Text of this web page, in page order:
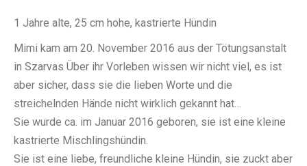
1 Jahre alte, 25 cm hohe, kastrierte Hündin
Mimi kam am 20. November 2016 aus der Tötungsanstalt
in Szarvas Über ihr Vorleben wissen wir nicht viel, es ist
aber sicher, dass sie die lieben Worte und die
streichelnden Hände nicht wirklich gekannt hat…
Sie wurde ca. im Januar 2016 geboren, sie ist eine kleine
kastrierte Mischlingshündin.
Sie ist eine liebe, freundliche kleine Hündin, sie zuckt aber